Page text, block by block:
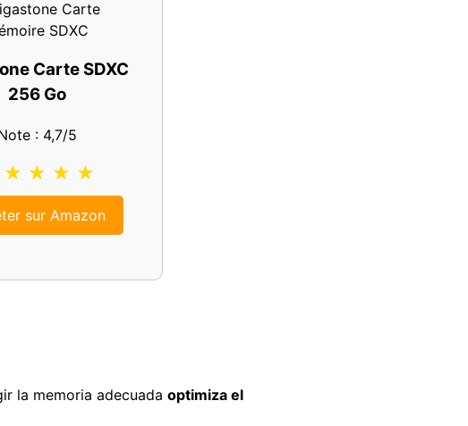
Carte SDXC
256 Go
: 4,7/5
★ ★ ★ ★
sur Amazon
la memoria adecuada optimiza el